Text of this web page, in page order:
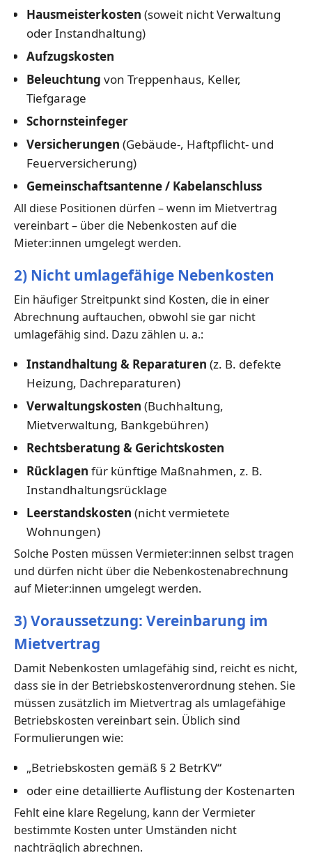
Hausmeisterkosten (soweit nicht Verwaltung
oder Instandhaltung)
Aufzugskosten
Beleuchtung von Treppenhaus, Keller,
Tiefgarage
Schornsteinfeger
Versicherungen (Gebäude-, Haftpflicht- und
Feuerversicherung)
Gemeinschaftsantenne / Kabelanschluss
All diese Positionen dürfen – wenn im Mietvertrag
vereinbart – über die Nebenkosten auf die
Mieter:innen umgelegt werden.
2) Nicht umlagefähige Nebenkosten
Ein häufiger Streitpunkt sind Kosten, die in einer
Abrechnung auftauchen, obwohl sie gar nicht
umlagefähig sind. Dazu zählen u. a.:
Instandhaltung & Reparaturen (z. B. defekte
Heizung, Dachreparaturen)
Verwaltungskosten (Buchhaltung,
Mietverwaltung, Bankgebühren)
Rechtsberatung & Gerichtskosten
Rücklagen für künftige Maßnahmen, z. B.
Instandhaltungsrücklage
Leerstandskosten (nicht vermietete
Wohnungen)
Solche Posten müssen Vermieter:innen selbst tragen
und dürfen nicht über die Nebenkostenabrechnung
auf Mieter:innen umgelegt werden.
3) Voraussetzung: Vereinbarung im
Mietvertrag
Damit Nebenkosten umlagefähig sind, reicht es nicht,
dass sie in der Betriebskostenverordnung stehen. Sie
müssen zusätzlich im Mietvertrag als umlagefähige
Betriebskosten vereinbart sein. Üblich sind
Formulierungen wie:
„Betriebskosten gemäß § 2 BetrKV“
oder eine detaillierte Auflistung der Kostenarten
Fehlt eine klare Regelung, kann der Vermieter
bestimmte Kosten unter Umständen nicht
nachträglich abrechnen.